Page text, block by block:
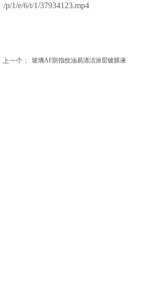
/p/1/e/6/t/1/37934123.mp4
上一个： 玻璃AF防指纹油易清洁涂层镀膜液